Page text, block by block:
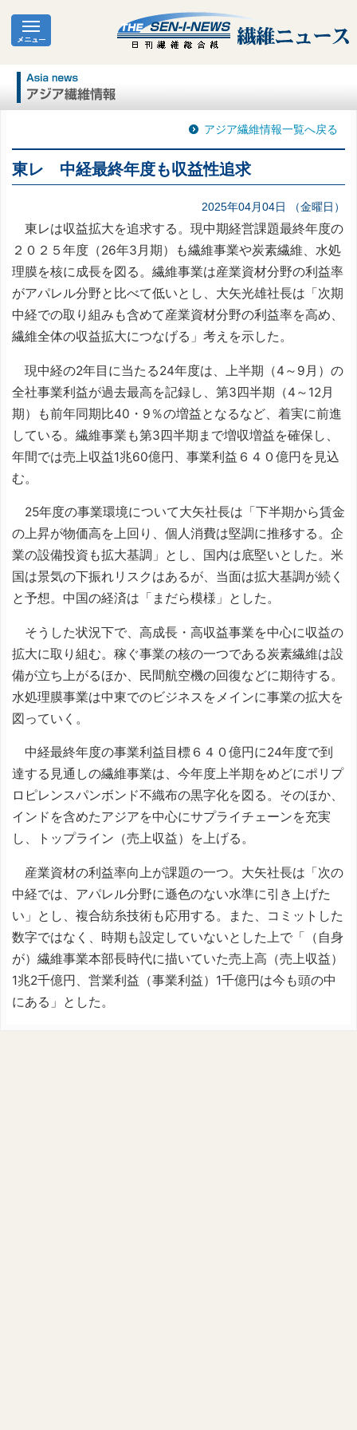
アジア繊維情報一覧へ戻る
東レ 中経最終年度も収益性追求
2025年04月04日 （金曜日）
東レは収益拡大を追求する。現中期経営課題最終年度の
２０２５年度（26年3月期）も繊維事業や炭素繊維、水処
理膜を核に成長を図る。繊維事業は産業資材分野の利益率
がアパレル分野と比べて低いとし、大矢光雄社長は「次期
中経での取り組みも含めて産業資材分野の利益率を高め、
繊維全体の収益拡大につなげる」考えを示した。
現中経の2年目に当たる24年度は、上半期（4～9月）の
全社事業利益が過去最高を記録し、第3四半期（4～12月
期）も前年同期比40・9％の増益となるなど、着実に前進
している。繊維事業も第3四半期まで増収増益を確保し、
年間では売上収益1兆60億円、事業利益６４０億円を見込
む。
25年度の事業環境について大矢社長は「下半期から賃金
の上昇が物価高を上回り、個人消費は堅調に推移する。企
業の設備投資も拡大基調」とし、国内は底堅いとした。米
国は景気の下振れリスクはあるが、当面は拡大基調が続く
と予想。中国の経済は「まだら模様」とした。
そうした状況下で、高成長・高収益事業を中心に収益の
拡大に取り組む。稼ぐ事業の核の一つである炭素繊維は設
備が立ち上がるほか、民間航空機の回復などに期待する。
水処理膜事業は中東でのビジネスをメインに事業の拡大を
図っていく。
中経最終年度の事業利益目標６４０億円に24年度で到
達する見通しの繊維事業は、今年度上半期をめどにポリプ
ロピレンスパンボンド不織布の黒字化を図る。そのほか、
インドを含めたアジアを中心にサプライチェーンを充実
し、トップライン（売上収益）を上げる。
産業資材の利益率向上が課題の一つ。大矢社長は「次の
中経では、アパレル分野に遜色のない水準に引き上げた
い」とし、複合紡糸技術も応用する。また、コミットした
数字ではなく、時期も設定していないとした上で「（自身
が）繊維事業本部長時代に描いていた売上高（売上収益）
1兆2千億円、営業利益（事業利益）1千億円は今も頭の中
にある」とした。